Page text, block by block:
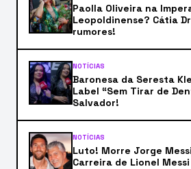
Paolla Oliveira na
Leopoldinense? Cátia
rumores!
NOTÍCIAS
Baronesa da Seresta
Label “Sem Tirar de
Salvador!
NOTÍCIAS
Luto! Morre Jorge
Carreira de Lionel Messi